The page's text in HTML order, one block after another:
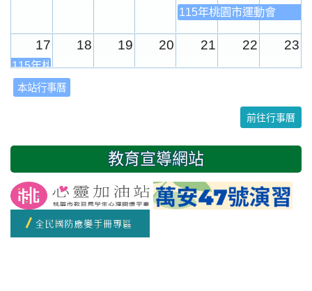
115年桃園市運動會
17 18 19 20 21 22 23
115年桃園市運動會
24
2 3
友善校園週
開學日
本站行事曆
前往行事曆
教育宣導網站